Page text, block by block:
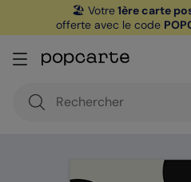
🏖️ Votre1ère carte
offerte avec le code